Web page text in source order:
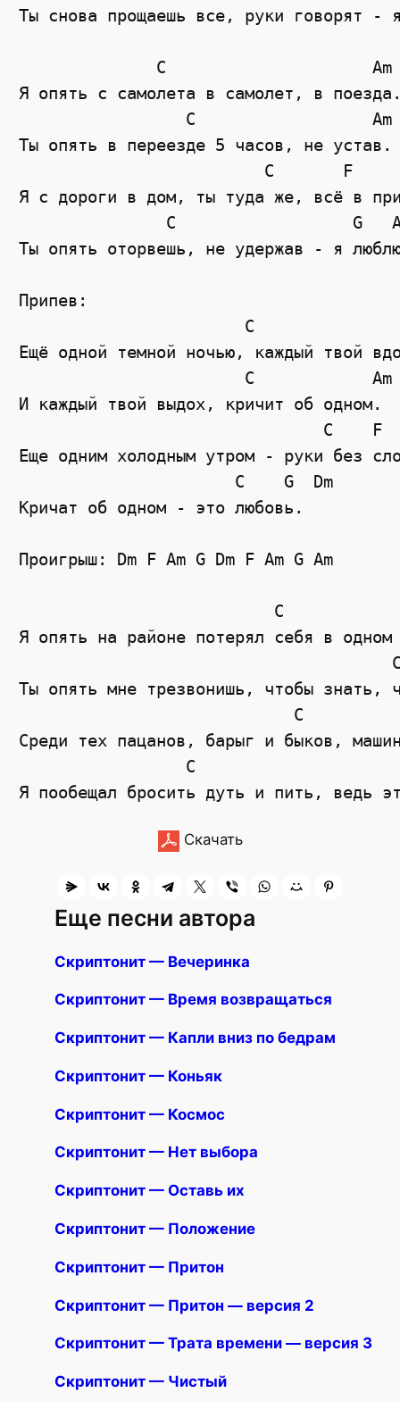
Ты снова прощаешь все, руки говорят -
              C                     Am
Я опять с самолета в самолет, в
                 C                  Am
Ты опять в переезде 5 часов, не устав.
                         C       F
Я с дороги в дом, ты туда же, всё в
C
Ты опять оторвешь, не удержав - я
Припев:
C
Ещё одной темной ночью, каждый твой
                       C            Am
И каждый твой выдох, кричит об одном.
                               C    F
Еще одним холодным утром - руки без
                      C    G  Dm
Кричат об одном - это любовь.
Проигрыш: Dm F Am G Dm F Am G Am
C
Я опять на районе потерял себя в
Ты опять мне трезвонишь, чтобы знать,
C
Среди тех пацанов, барыг и быков,
C
Скачать
Еще песни автора
Скриптонит — Вечеринка
Скриптонит — Время возвращаться
Скриптонит — Капли вниз по бедрам
Скриптонит — Коньяк
Скриптонит — Космос
Скриптонит — Нет выбора
Скриптонит — Оставь их
Скриптонит — Положение
Скриптонит — Притон
Скриптонит — Притон — версия 2
Скриптонит — Трата времени — версия 3
Скриптонит — Чистый